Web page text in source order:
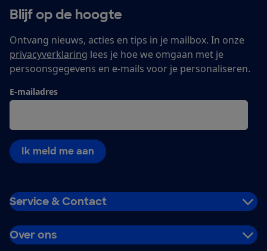
Blijf op de hoogte
Ontvang nieuws, acties en tips in je mailbox. In onze
privacyverklaring lees je hoe we omgaan met je
persoonsgegevens en e-mails voor je personaliseren.
E-mailadres
Ik meld me aan
Service & Contact
Over ons